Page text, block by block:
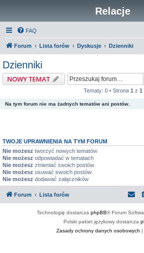
Relacje
FAQ
Forum Lista forów Dyskusje Dzienniki
Dzienniki
NOWY TEMAT
Tematy: 0 • Strona 1 z 1
Na tym forum nie ma żadnych tematów ani postów.
TWOJE UPRAWNIENIA NA TYM FORUM
Nie możesz tworzyć nowych tematów
Nie możesz odpowiadać w tematach
Nie możesz zmieniać swoich postów
Nie możesz usuwać swoich postów
Nie możesz dodawać załączników
Forum Lista forów
Technologię dostarcza phpBB® Forum
Polski pakiet językowy dostarcza
Zasady ochrony danych osobowych |